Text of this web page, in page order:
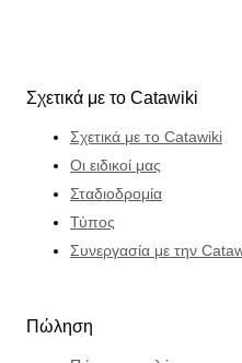
Σχετικά με το Catawiki
Σχετικά με το Catawiki
Οι ειδικοί μας
Σταδιοδρομία
Τύπος
Συνεργασία με την
Πώληση